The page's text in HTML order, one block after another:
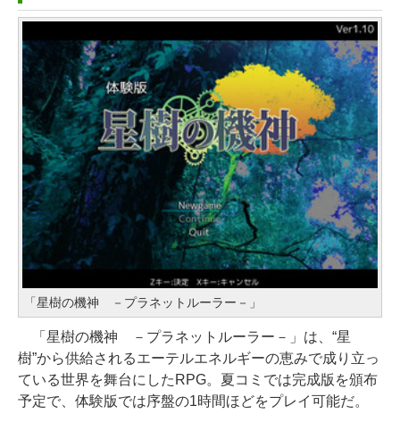
GB SSDストレージ、1080p Face
￥119,800
tomtoc 360°保護 15.6 16インチ パ
ソコンケース Dell NEC Lavie ASU
S HP dynabook Lenovo対応
￥2,952
Apple 2026 MacBook Air M5チッ
プ搭載13インチノートブック：AI
とApple Intelligence、13.6インチ
Liquid Retinaディスプレイ、16G
Bユニファイドメモリ、1TB SSDス
トレージ、12MPセンターフレーム
カメラ、日本語キーボード、Touc
￥1,300
Robloxギフトカード - 1000 Robu
x 【限定バーチャルアイテムを含
む】 【オンラインゲームコード】
ロブロックス |オンラインコード版
￥1,600
Robloxギフトカード - 2,000 Robu
x 【限定バーチャルアイテムを含
む】 【オンラインゲームコード】
ロブロックス | オンラインコード版
￥3,200
Microsoft Office Home & Busine
ss 2024(最新 永続版)|オンライン
1冊ですべて身につくHTML & CSS
とWebデザイン入門講座［第2版］
￥1,292
ClaudeCode いちばんやさしい 教
科書: 非エンジニア 初心者 素人 で
も安心 使い方 マニュアル AI副業に
もコンテンツ作成にもKindle出版
にも！ 非エンジニアのためのAIコ
ーディング入門シリーズ
￥99
AIイラスト表現辞典: 思い通りの絵
を引き出す プロンプトの言葉 AI画
像生成シリーズ (はぴーイラストLa
bo)
Kindle Paperwhite シグニチャー
エディション (32GB) 7インチディ
スプレイ、明るさ自動調整、色調
調節ライト、12週間持続バッテリ
ー、広告なし、メタリックブラッ
￥27,980
Amazon Kindle Paperwhite (16G
B) 7インチディスプレイ、色調調節
ライト、12週間持続バッテリー、
広告なし、ブラック
￥22,980
「星樹の機神 －プラネットルーラー－」
「星樹の機神 －プラネットルーラー－」は、“星
樹”から供給されるエーテルエネルギーの恵みで成り立っ
ている世界を舞台にしたRPG。夏コミでは完成版を頒布
予定で、体験版では序盤の1時間ほどをプレイ可能だ。